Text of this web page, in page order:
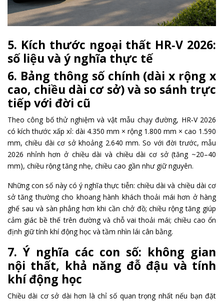
5. Kích thước ngoại thất HR‑V 2026:
số liệu và ý nghĩa thực tế
6. Bảng thông số chính (dài x rộng x
cao, chiều dài cơ sở) và so sánh trực
tiếp với đời cũ
Theo công bố thử nghiệm và vật mẫu chạy đường, HR‑V 2026
có kích thước xấp xỉ: dài 4.350 mm × rộng 1.800 mm × cao 1.590
mm, chiều dài cơ sở khoảng 2.640 mm. So với đời trước, mẫu
2026 nhỉnh hơn ở chiều dài và chiều dài cơ sở (tăng ~20–40
mm), chiều rộng tăng nhẹ, chiều cao gần như giữ nguyên.
Những con số này có ý nghĩa thực tiễn: chiều dài và chiều dài cơ
sở tăng thường cho khoang hành khách thoải mái hơn ở hàng
ghế sau và sàn phẳng hơn khi cần chở đồ; chiều rộng tăng giúp
cảm giác bề thế trên đường và chỗ vai thoải mái; chiều cao ổn
định giữ tính khí động học và tầm nhìn lái cân bằng.
7. Ý nghĩa các con số: không gian
nội thất, khả năng đỗ đậu và tính
khí động học
Chiều dài cơ sở dài hơn là chỉ số quan trọng nhất nếu bạn đặt